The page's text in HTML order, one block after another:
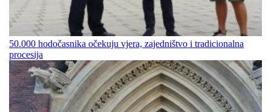
50.000 hodočasnika očekuju vjera, zajedništvo i tradicionalna
procesija